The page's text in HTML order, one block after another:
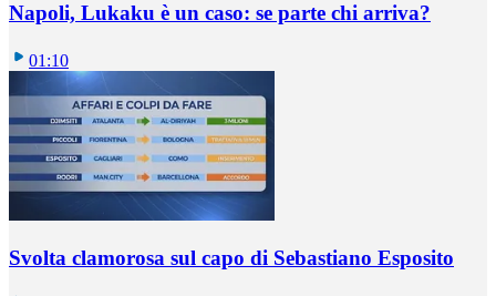
Napoli, Lukaku è un caso: se parte chi arriva?
01:10
Svolta clamorosa sul capo di Sebastiano Esposito